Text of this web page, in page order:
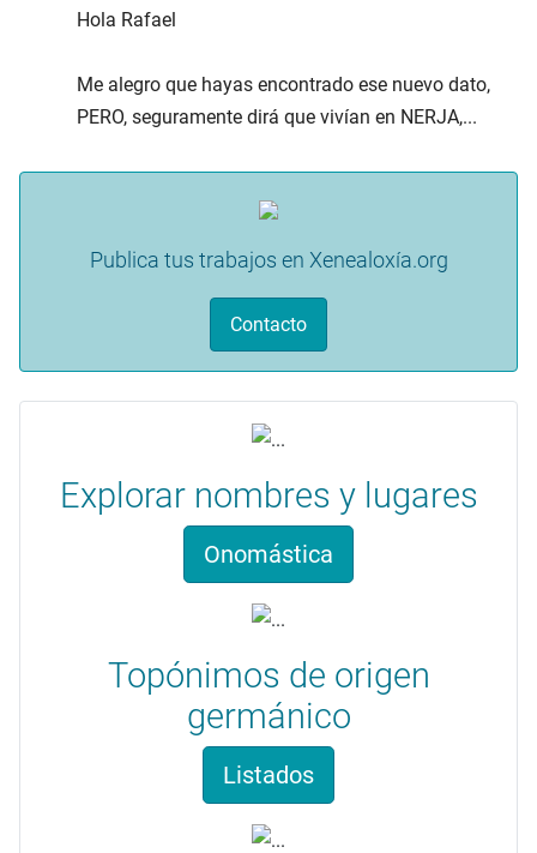
Hola Rafael
Me alegro que hayas encontrado ese nuevo dato,
PERO, seguramente dirá que vivían en NERJA,...
Publica tus trabajos en Xenealoxía.org
Contacto
Explorar nombres y lugares
Onomástica
Topónimos de origen
germánico
Listados